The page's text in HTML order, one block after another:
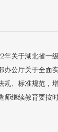
年关于湖北省一
办公厅关于全面
、标准规范，
继续教育要按